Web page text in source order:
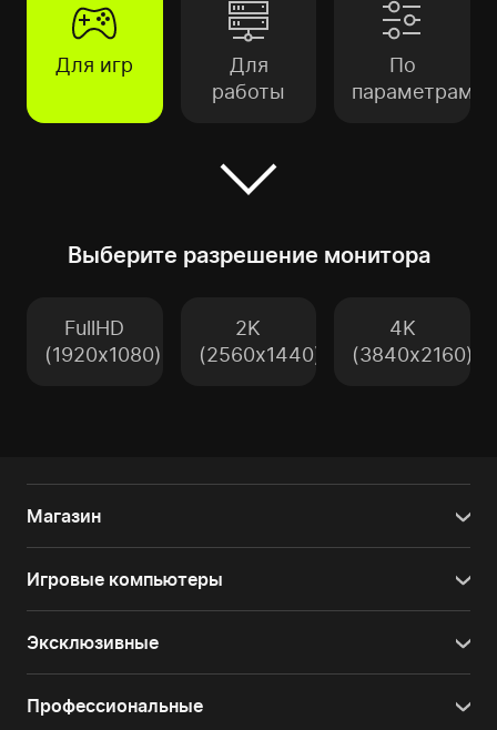
Для игр
Для
работы
По
параметрам
Выберите разрешение монитора
FullHD
(1920x1080)
2K
(2560x1440)
4K
(3840x2160)
Магазин
Игровые компьютеры
Эксклюзивные
Профессиональные